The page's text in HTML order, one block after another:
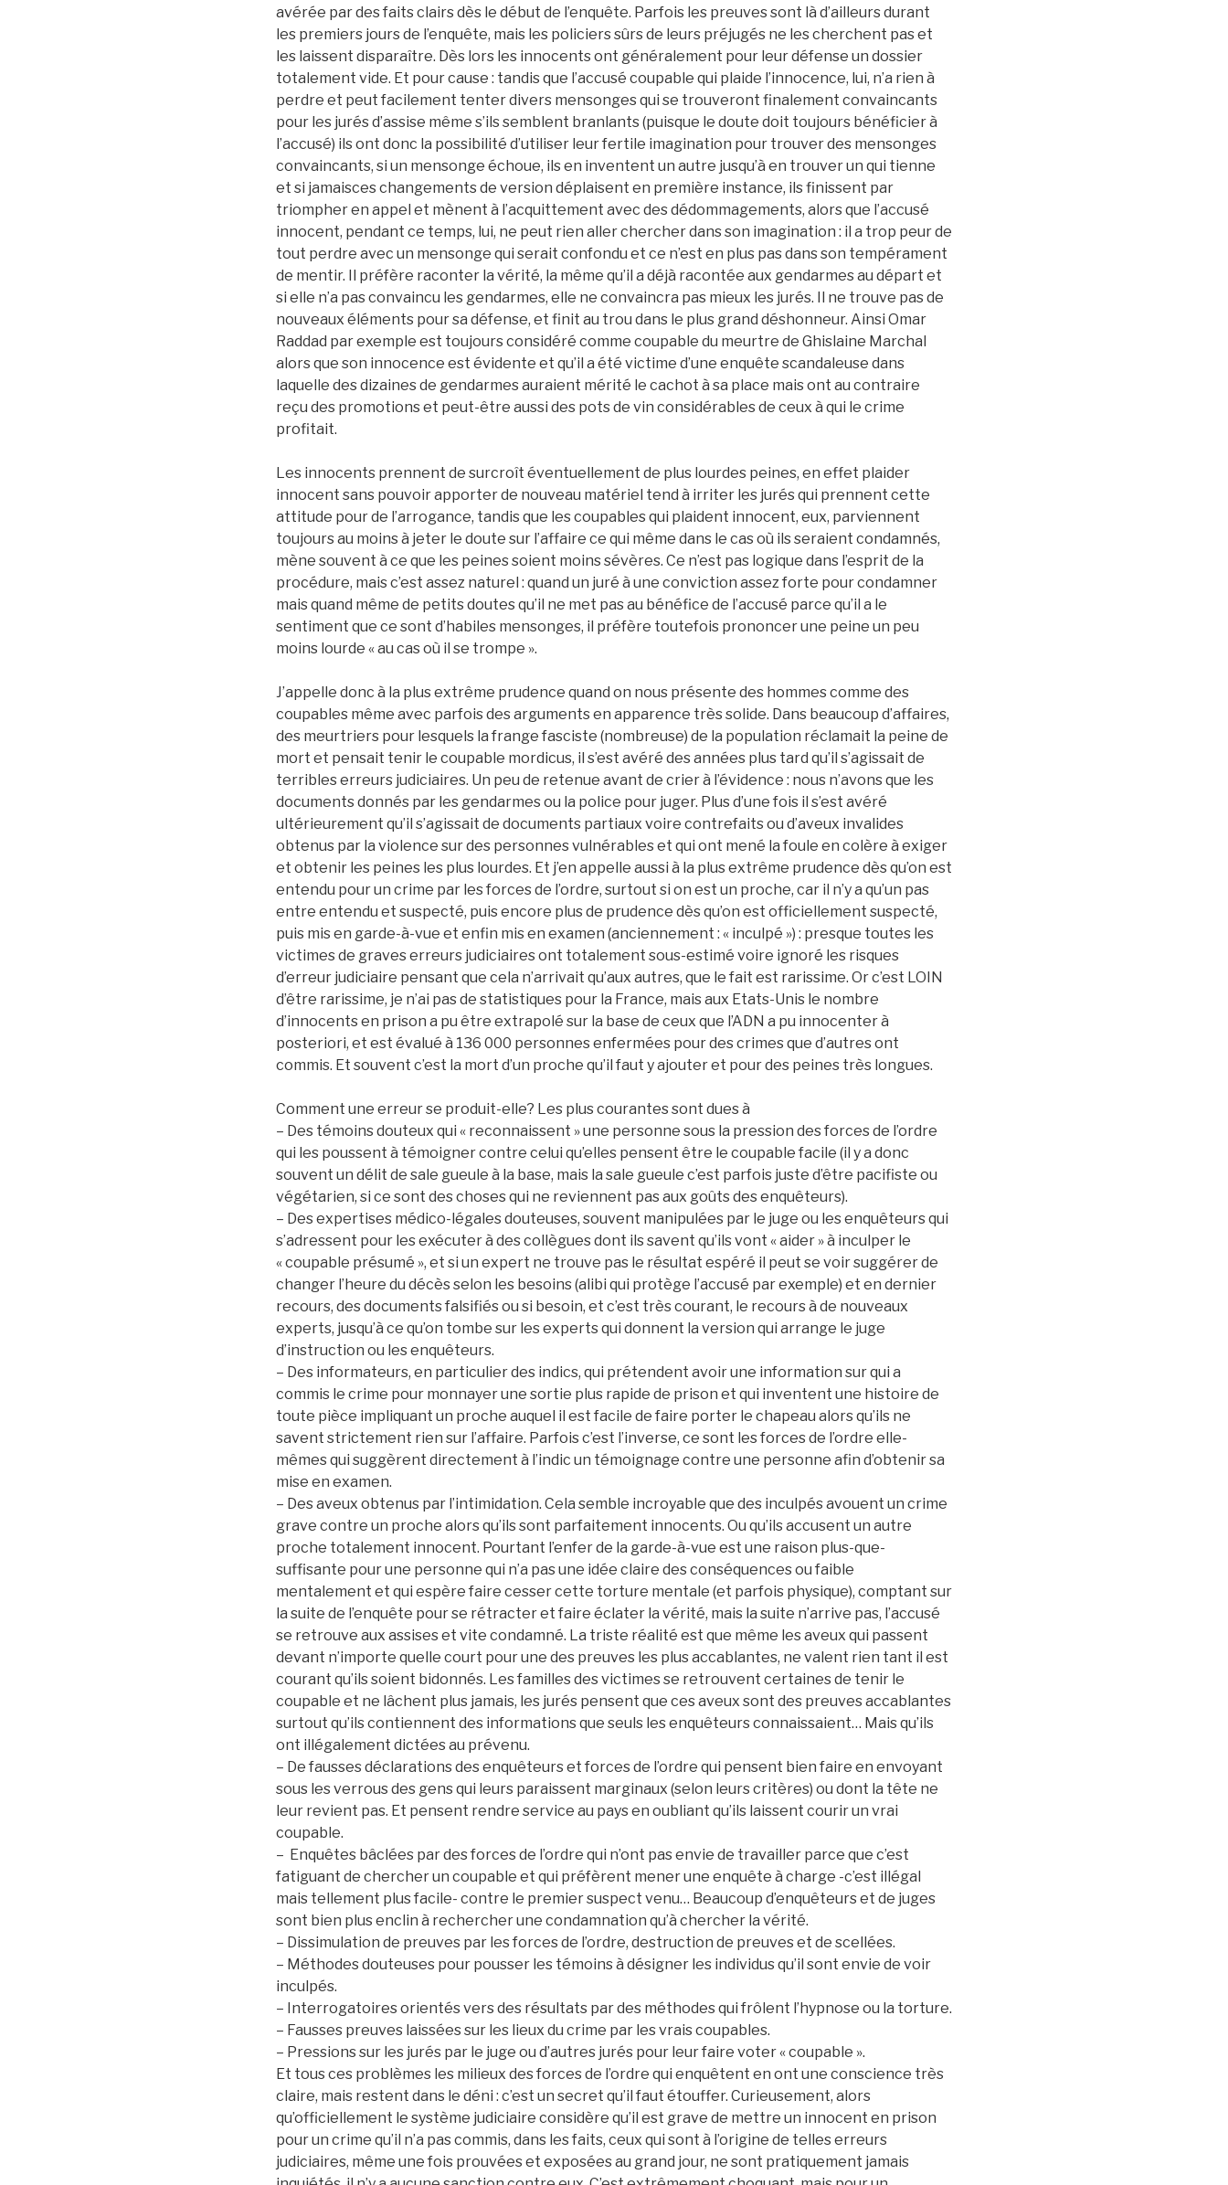
avérée par des faits clairs dès le début de l’enquête. Parfois les preuves sont là d’ailleurs durant
les premiers jours de l’enquête, mais les policiers sûrs de leurs préjugés ne les cherchent pas et
les laissent disparaître. Dès lors les innocents ont généralement pour leur défense un dossier
totalement vide. Et pour cause : tandis que l’accusé coupable qui plaide l’innocence, lui, n’a rien à
perdre et peut facilement tenter divers mensonges qui se trouveront finalement convaincants
pour les jurés d’assise même s’ils semblent branlants (puisque le doute doit toujours bénéficier à
l’accusé) ils ont donc la possibilité d’utiliser leur fertile imagination pour trouver des mensonges
convaincants, si un mensonge échoue, ils en inventent un autre jusqu’à en trouver un qui tienne
et si jamaisces changements de version déplaisent en première instance, ils finissent par
triompher en appel et mènent à l’acquittement avec des dédommagements, alors que l’accusé
innocent, pendant ce temps, lui, ne peut rien aller chercher dans son imagination : il a trop peur de
tout perdre avec un mensonge qui serait confondu et ce n’est en plus pas dans son tempérament
de mentir. Il préfère raconter la vérité, la même qu’il a déjà racontée aux gendarmes au départ et
si elle n’a pas convaincu les gendarmes, elle ne convaincra pas mieux les jurés. Il ne trouve pas de
nouveaux éléments pour sa défense, et finit au trou dans le plus grand déshonneur. Ainsi Omar
Raddad par exemple est toujours considéré comme coupable du meurtre de Ghislaine Marchal
alors que son innocence est évidente et qu’il a été victime d’une enquête scandaleuse dans
laquelle des dizaines de gendarmes auraient mérité le cachot à sa place mais ont au contraire
reçu des promotions et peut-être aussi des pots de vin considérables de ceux à qui le crime
profitait.
Les innocents prennent de surcroît éventuellement de plus lourdes peines, en effet plaider
innocent sans pouvoir apporter de nouveau matériel tend à irriter les jurés qui prennent cette
attitude pour de l’arrogance, tandis que les coupables qui plaident innocent, eux, parviennent
toujours au moins à jeter le doute sur l’affaire ce qui même dans le cas où ils seraient condamnés,
mène souvent à ce que les peines soient moins sévères. Ce n’est pas logique dans l’esprit de la
procédure, mais c’est assez naturel : quand un juré à une conviction assez forte pour condamner
mais quand même de petits doutes qu’il ne met pas au bénéfice de l’accusé parce qu’il a le
sentiment que ce sont d’habiles mensonges, il préfère toutefois prononcer une peine un peu
moins lourde « au cas où il se trompe ».
J’appelle donc à la plus extrême prudence quand on nous présente des hommes comme des
coupables même avec parfois des arguments en apparence très solide. Dans beaucoup d’affaires,
des meurtriers pour lesquels la frange fasciste (nombreuse) de la population réclamait la peine de
mort et pensait tenir le coupable mordicus, il s’est avéré des années plus tard qu’il s’agissait de
terribles erreurs judiciaires. Un peu de retenue avant de crier à l’évidence : nous n’avons que les
documents donnés par les gendarmes ou la police pour juger. Plus d’une fois il s’est avéré
ultérieurement qu’il s’agissait de documents partiaux voire contrefaits ou d’aveux invalides
obtenus par la violence sur des personnes vulnérables et qui ont mené la foule en colère à exiger
et obtenir les peines les plus lourdes. Et j’en appelle aussi à la plus extrême prudence dès qu’on est
entendu pour un crime par les forces de l’ordre, surtout si on est un proche, car il n’y a qu’un pas
entre entendu et suspecté, puis encore plus de prudence dès qu’on est officiellement suspecté,
puis mis en garde-à-vue et enfin mis en examen (anciennement : « inculpé ») : presque toutes les
victimes de graves erreurs judiciaires ont totalement sous-estimé voire ignoré les risques
d’erreur judiciaire pensant que cela n’arrivait qu’aux autres, que le fait est rarissime. Or c’est LOIN
d’être rarissime, je n’ai pas de statistiques pour la France, mais aux Etats-Unis le nombre
d’innocents en prison a pu être extrapolé sur la base de ceux que l’ADN a pu innocenter à
posteriori, et est évalué à 136 000 personnes enfermées pour des crimes que d’autres ont
commis. Et souvent c’est la mort d’un proche qu’il faut y ajouter et pour des peines très longues.
Comment une erreur se produit-elle? Les plus courantes sont dues à
– Des témoins douteux qui « reconnaissent » une personne sous la pression des forces de l’ordre
qui les poussent à témoigner contre celui qu’elles pensent être le coupable facile (il y a donc
souvent un délit de sale gueule à la base, mais la sale gueule c’est parfois juste d’être pacifiste ou
végétarien, si ce sont des choses qui ne reviennent pas aux goûts des enquêteurs).
– Des expertises médico-légales douteuses, souvent manipulées par le juge ou les enquêteurs qui
s’adressent pour les exécuter à des collègues dont ils savent qu’ils vont « aider » à inculper le
« coupable présumé », et si un expert ne trouve pas le résultat espéré il peut se voir suggérer de
changer l’heure du décès selon les besoins (alibi qui protège l’accusé par exemple) et en dernier
recours, des documents falsifiés ou si besoin, et c’est très courant, le recours à de nouveaux
experts, jusqu’à ce qu’on tombe sur les experts qui donnent la version qui arrange le juge
d’instruction ou les enquêteurs.
– Des informateurs, en particulier des indics, qui prétendent avoir une information sur qui a
commis le crime pour monnayer une sortie plus rapide de prison et qui inventent une histoire de
toute pièce impliquant un proche auquel il est facile de faire porter le chapeau alors qu’ils ne
savent strictement rien sur l’affaire. Parfois c’est l’inverse, ce sont les forces de l’ordre elle-
mêmes qui suggèrent directement à l’indic un témoignage contre une personne afin d’obtenir sa
mise en examen.
– Des aveux obtenus par l’intimidation. Cela semble incroyable que des inculpés avouent un crime
grave contre un proche alors qu’ils sont parfaitement innocents. Ou qu’ils accusent un autre
proche totalement innocent. Pourtant l’enfer de la garde-à-vue est une raison plus-que-
suffisante pour une personne qui n’a pas une idée claire des conséquences ou faible
mentalement et qui espère faire cesser cette torture mentale (et parfois physique), comptant sur
la suite de l’enquête pour se rétracter et faire éclater la vérité, mais la suite n’arrive pas, l’accusé
se retrouve aux assises et vite condamné. La triste réalité est que même les aveux qui passent
devant n’importe quelle court pour une des preuves les plus accablantes, ne valent rien tant il est
courant qu’ils soient bidonnés. Les familles des victimes se retrouvent certaines de tenir le
coupable et ne lâchent plus jamais, les jurés pensent que ces aveux sont des preuves accablantes
surtout qu’ils contiennent des informations que seuls les enquêteurs connaissaient… Mais qu’ils
ont illégalement dictées au prévenu.
– De fausses déclarations des enquêteurs et forces de l’ordre qui pensent bien faire en envoyant
sous les verrous des gens qui leurs paraissent marginaux (selon leurs critères) ou dont la tête ne
leur revient pas. Et pensent rendre service au pays en oubliant qu’ils laissent courir un vrai
coupable.
– Enquêtes bâclées par des forces de l’ordre qui n’ont pas envie de travailler parce que c’est
fatiguant de chercher un coupable et qui préfèrent mener une enquête à charge -c’est illégal
mais tellement plus facile- contre le premier suspect venu… Beaucoup d’enquêteurs et de juges
sont bien plus enclin à rechercher une condamnation qu’à chercher la vérité.
– Dissimulation de preuves par les forces de l’ordre, destruction de preuves et de scellées.
– Méthodes douteuses pour pousser les témoins à désigner les individus qu’il sont envie de voir
inculpés.
– Interrogatoires orientés vers des résultats par des méthodes qui frôlent l’hypnose ou la torture.
– Fausses preuves laissées sur les lieux du crime par les vrais coupables.
– Pressions sur les jurés par le juge ou d’autres jurés pour leur faire voter « coupable ».
Et tous ces problèmes les milieux des forces de l’ordre qui enquêtent en ont une conscience très
claire, mais restent dans le déni : c’est un secret qu’il faut étouffer. Curieusement, alors
qu’officiellement le système judiciaire considère qu’il est grave de mettre un innocent en prison
pour un crime qu’il n’a pas commis, dans les faits, ceux qui sont à l’origine de telles erreurs
judiciaires, même une fois prouvées et exposées au grand jour, ne sont pratiquement jamais